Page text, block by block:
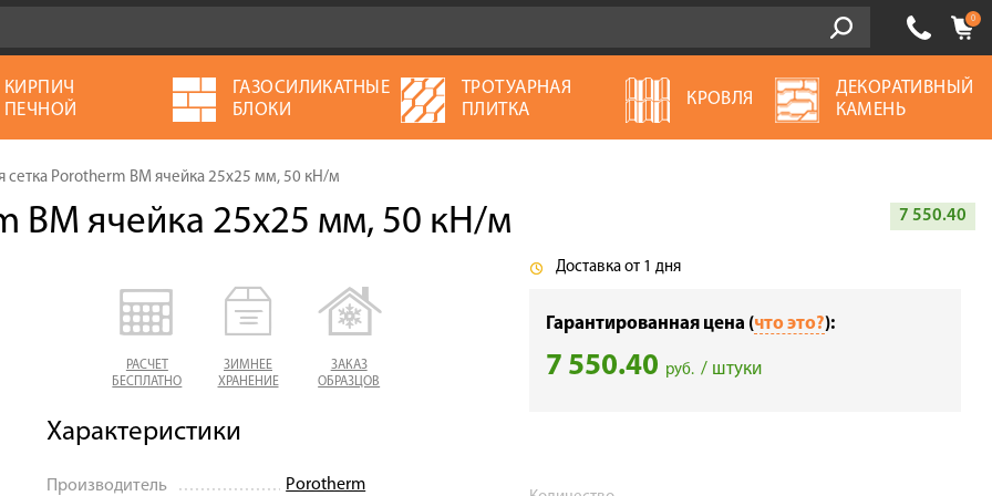
0
КИРПИЧ
ПЕЧНОЙ
ГАЗОСИЛИКАТНЫЕ
БЛОКИ
ТРОТУАРНАЯ
ПЛИТКА
КРОВЛЯ
ДЕКОРАТИВНЫЙ
КАМЕНЬ
сетка Porotherm BM ячейка 25х25 мм, 50 кН/м
BM ячейка 25х25 мм, 50 кН/м 7 550.40
РАСЧЕТ
БЕСПЛАТНО
ЗИМНЕЕ
ХРАНЕНИЕ
ЗАКАЗ
ОБРАЗЦОВ
Характеристики
Производитель Porotherm
Доставка от 1 дня
Гарантированная цена (что это?):
7 550.40 руб. / штуки